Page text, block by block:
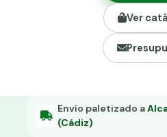
Grapa malla H.
Grapadora
Ver
Envío paletizado a
(Cádiz)